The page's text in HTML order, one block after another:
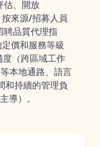
估、開放
來源/招募人員
聘品質代理指
價和服務等級
（跨區域工作
本地通路、語言
和持續的管理負
導）。